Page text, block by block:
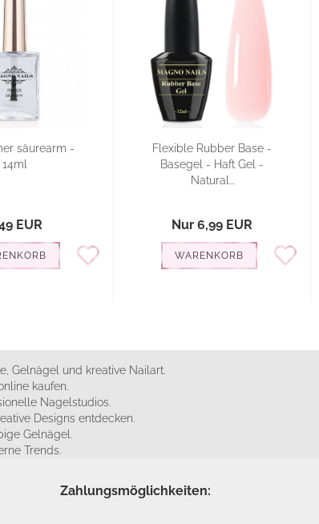
säurearm -
14ml
EUR
Flexible Rubber Base -
Basegel - Haft Gel -
Natural...
Nur 6,99 EUR
WARENKORB
Gelnägel und kreative Nailart.
kaufen.
Nagelstudios.
Designs entdecken.
Gelnägel.
Trends.
Zahlungsmöglichkeiten: